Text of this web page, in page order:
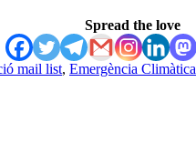
Spread the love
mail list, Emergència Climàtica